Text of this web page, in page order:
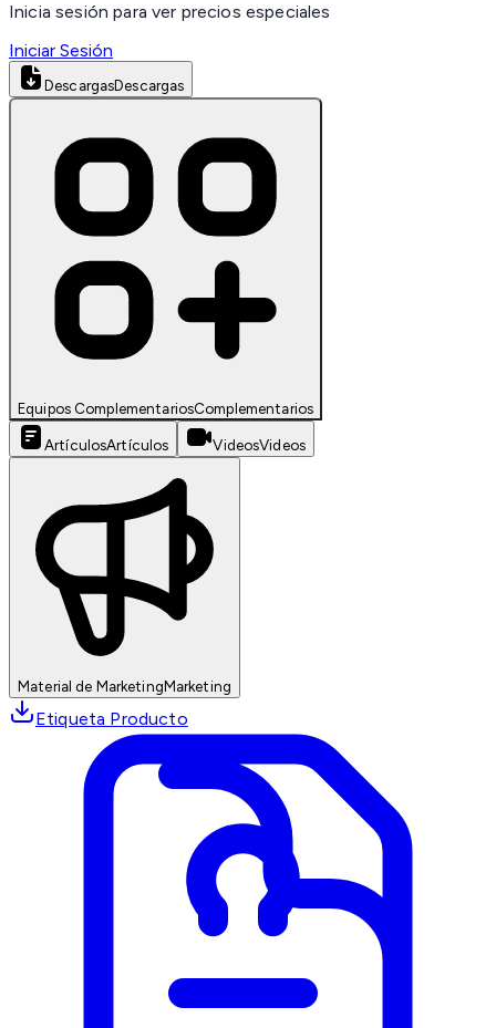
Inicia sesión para ver precios especiales
Iniciar Sesión
DescargasDescargas
Equipos ComplementariosComplementarios
ArtículosArtículos VideosVideos
Material de MarketingMarketing
Etiqueta Producto